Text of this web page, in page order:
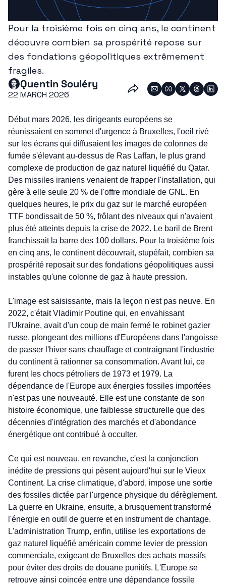
Pour la troisième fois en cinq ans, le continent
découvre combien sa prospérité repose sur
des fondations géopolitiques extrêmement
fragiles.
Quentin Souléry
22 MARCH 2026
Début mars 2026, les dirigeants européens se
réunissaient en sommet d'urgence à Bruxelles, l'oeil rivé
sur les écrans qui diffusaient les images de colonnes de
fumée s'élevant au-dessus de Ras Laffan, le plus grand
complexe de production de gaz naturel liquéfié du Qatar.
Des missiles iraniens venaient de frapper l'installation, qui
gère à elle seule 20 % de l'offre mondiale de GNL. En
quelques heures, le prix du gaz sur le marché européen
TTF bondissait de 50 %, frôlant des niveaux qui n'avaient
plus été atteints depuis la crise de 2022. Le baril de Brent
franchissait la barre des 100 dollars. Pour la troisième fois
en cinq ans, le continent découvrait, stupéfait, combien sa
prospérité reposait sur des fondations géopolitiques aussi
instables qu'une colonne de gaz à haute pression.
L'image est saisissante, mais la leçon n'est pas neuve. En
2022, c'était Vladimir Poutine qui, en envahissant
l'Ukraine, avait d'un coup de main fermé le robinet gazier
russe, plongeant des millions d'Européens dans l'angoisse
de passer l'hiver sans chauffage et contraignant l'industrie
du continent à rationner sa consommation. Avant lui, ce
furent les chocs pétroliers de 1973 et 1979. La
dépendance de l'Europe aux énergies fossiles importées
n'est pas une nouveauté. Elle est une constante de son
histoire économique, une faiblesse structurelle que des
décennies d'intégration des marchés et d'abondance
énergétique ont contribué à occulter.
Ce qui est nouveau, en revanche, c'est la conjonction
inédite de pressions qui pèsent aujourd'hui sur le Vieux
Continent. La crise climatique, d'abord, impose une sortie
des fossiles dictée par l'urgence physique du dérèglement.
La guerre en Ukraine, ensuite, a brusquement transformé
l'énergie en outil de guerre et en instrument de chantage.
L'administration Trump, enfin, utilise les exportations de
gaz naturel liquéfié américain comme levier de pression
commerciale, exigeant de Bruxelles des achats massifs
pour éviter des droits de douane punitifs. L'Europe se
retrouve ainsi coincée entre une dépendance fossile